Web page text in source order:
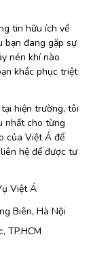
tin hữu ích về
bạn đang gặp sự
nén khí nào
khắc phục triệt
hiện trường, tôi
nhất cho từng
của Việt Á để
hệ để được tư
Việt Á
Biên, Hà Nội
TP.HCM